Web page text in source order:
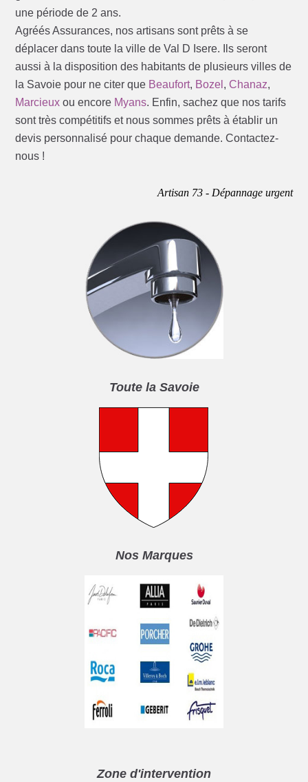
une période de 2 ans.
Agréés Assurances, nos artisans sont prêts à se
déplacer dans toute la ville de Val D Isere. Ils seront
aussi à la disposition des habitants de plusieurs villes de
la Savoie pour ne citer que Beaufort, Bozel ,Chanaz,
Marcieux ou encore Myans. Enfin, sachez que nos tarifs
sont très compétitifs et nous sommes prêts à établir un
devis personnalisé pour chaque demande. Contactez-
nous !
Artisan 73 - Dépannage urgent
Toute la Savoie
Nos Marques
Zone d'intervention